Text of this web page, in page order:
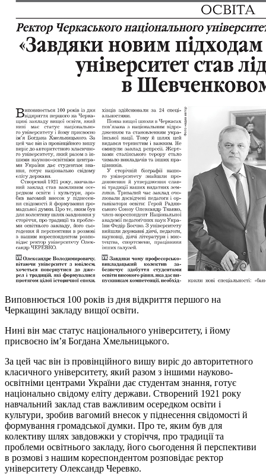
Виповнюється 100 років із дня відкриття першого на
Черкащині закладу вищої освіти.
Нині він має статус національного університету, і йому
присвоєно ім’я Богдана Хмельницького.
За цей час він із провінційного вишу виріс до авторитетного
класичного університету, який разом з іншими науково-
освітніми центрами України дає студентам знання, готує
національно свідому еліту держави. Створений 1921 року
навчальний заклад став важливим осередком освіти і
культури, зробив вагомий внесок у піднесення свідомості й
формування громадської думки. Про те, яким був для
колективу шлях завдовжки у сторіччя, про традиції та
проблеми освітнього закладу, його сьогодення й перспективи
в розмові з нашим кореспондентом розповідає ректор
університету Олександр Черевко.